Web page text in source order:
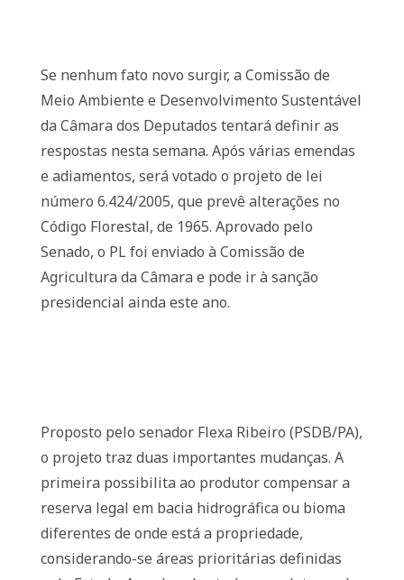
Se nenhum fato novo surgir, a Comissão de
Meio Ambiente e Desenvolvimento Sustentável
da Câmara dos Deputados tentará definir as
respostas nesta semana. Após várias emendas
e adiamentos, será votado o projeto de lei
número 6.424/2005, que prevê alterações no
Código Florestal, de 1965. Aprovado pelo
Senado, o PL foi enviado à Comissão de
Agricultura da Câmara e pode ir à sanção
presidencial ainda este ano.
Proposto pelo senador Flexa Ribeiro (PSDB/PA),
o projeto traz duas importantes mudanças. A
primeira possibilita ao produtor compensar a
reserva legal em bacia hidrográfica ou bioma
diferentes de onde está a propriedade,
considerando-se áreas prioritárias definidas